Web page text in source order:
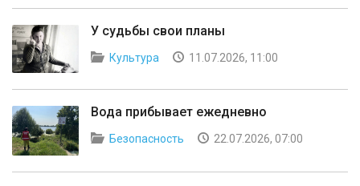
У судьбы свои планы
Культура 11.07.2026, 11:00
Вода прибывает ежедневно
Безопасность 22.07.2026, 07:00